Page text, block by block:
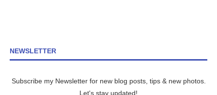
NEWSLETTER
Subscribe my Newsletter for new blog posts, tips & new photos.
Let's stay updated!